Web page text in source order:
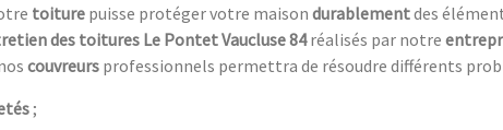
toiture puisse protéger votre maison durablementdes
des toitures Le Pontet Vaucluse 84réalisés par notre
couvreurs professionnels permettra de résoudre différents
;